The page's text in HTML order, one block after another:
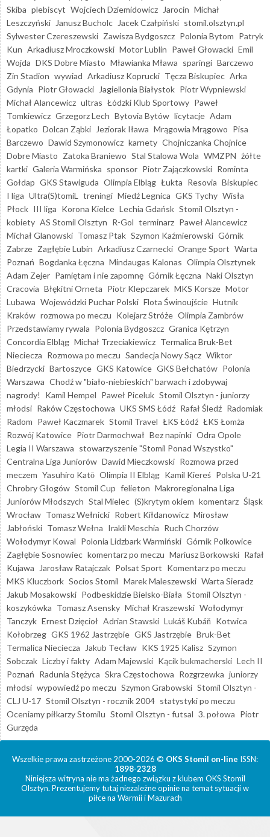
Skiba plebiscyt Wojciech Dziemidowicz Jarocin Michał
Leszczyński
Janusz Bucholc Jacek Czałpiński stomil.olsztyn.pl
Sylwester Czereszewski Zawisza Bydgoszcz Polonia Bytom Patryk
Kun Arkadiusz Mroczkowski Motor Lublin Paweł Głowacki Emil
Wojda DKS Dobre Miasto Mławianka Mława sparingi Barczewo
Zin Stadion wywiad Arkadiusz Koprucki Tęcza Biskupiec Arka
Gdynia Piotr Głowacki Jagiellonia Białystok Piotr Wypniewski
Michał Alancewicz ultras Łódzki Klub Sportowy Paweł
Tomkiewicz Grzegorz Lech Bytovia Bytów licytacje Adam
Łopatko Dolcan Ząbki Jeziorak Iława Mrągowia Mrągowo Pisa
Barczewo Dawid Szymonowicz karnety Chojniczanka Chojnice
Dobre Miasto Zatoka Braniewo Stal Stalowa Wola WMZPN żółte
kartki Galeria Warmińska sponsor Piotr Zajączkowski Rominta
Gołdap GKS Stawiguda Olimpia Elbląg Łukta Resovia Biskupiec
I liga Ultra(S)tomiL treningi Miedź Legnica GKS Tychy Wisła
Płock III liga Korona Kielce Lechia Gdańsk Stomil Olsztyn -
kobiety AS Stomil Olsztyn R-Gol terminarz Paweł Alancewicz
Michał Glanowski Tomasz Ptak Szymon Kaźmierowski Górnik
Zabrze Zagłębie Lubin Arkadiusz Czarnecki Orange Sport Warta
Poznań Bogdanka Łęczna Mindaugas Kalonas Olimpia Olsztynek
Adam Zejer Pamiętam i nie zapomnę Górnik Łęczna Naki Olsztyn
Cracovia Błękitni Orneta Piotr Klepczarek MKS Korsze Motor
Lubawa Wojewódzki Puchar Polski Flota Świnoujście Hutnik
Kraków rozmowa po meczu Kolejarz Stróże Olimpia Zambrów
Przedstawiamy rywala Polonia Bydgoszcz Granica Kętrzyn
Concordia Elbląg Michał Trzeciakiewicz Termalica Bruk-Bet
Nieciecza Rozmowa po meczu Sandecja Nowy Sącz Wiktor
Biedrzycki Bartoszyce GKS Katowice GKS Bełchatów Polonia
Warszawa Chodź w "biało-niebieskich" barwach i zdobywaj
nagrody!
Kamil Hempel Paweł Piceluk Stomil Olsztyn - juniorzy
młodsi Raków Częstochowa UKS SMS Łódź Rafał Śledź Radomiak
Radom Paweł Kaczmarek Stomil Travel ŁKS Łódź ŁKS Łomża
Rozwój Katowice Piotr Darmochwał Bez napinki Odra Opole
Legia II Warszawa stowarzyszenie "Stomil Ponad Wszystko"
Centralna Liga Juniorów Dawid Mieczkowski Rozmowa przed
meczem Yasuhiro Katō Olimpia II Elbląg Kamil Kiereś Polska U-21
Chrobry Głogów Stomil Cup felieton Makroregionalna Liga
Juniorów Młodszych Stal Mielec (S)krytym okiem komentarz Śląsk
Wrocław Tomasz Wełnicki Robert Kiłdanowicz Mirosław
Jabłoński Tomasz Wełna Irakli Meschia Ruch Chorzów
Wołodymyr Kowal Polonia Lidzbark Warmiński Górnik Polkowice
Zagłębie Sosnowiec komentarz po meczu Mariusz Borkowski Rafał
Kujawa
Jarosław Ratajczak Polsat Sport Komentarz po meczu
MKS Kluczbork Socios Stomil Marek Maleszewski Warta Sieradz
Jakub Mosakowski Podbeskidzie Bielsko-Biała Stomil Olsztyn -
koszykówka Tomasz Asensky Michał Kraszewski Wołodymyr
Tanczyk Ernest Dzięcioł Adrian Stawski Lukáš Kubáň Kotwica
Kołobrzeg GKS 1962 Jastrzębie GKS Jastrzębie Bruk-Bet
Termalica Nieciecza
Jakub Tecław KKS 1925 Kalisz Szymon
Sobczak Liczby i fakty Adam Majewski Kącik bukmacherski Lech II
Poznań Radunia Stężyca Skra Częstochowa Rozgrzewka juniorzy
młodsi wypowiedź po meczu Szymon Grabowski Stomil Olsztyn -
CLJ U-17 Stomil Olsztyn - rocznik 2004 statystyki po meczu
Oceniamy piłkarzy Stomilu Stomil Olsztyn - futsal 3. połowa Piotr
Gurzęda
Wszelkie prawa zastrzeżone 2000-2026 © OKS Stomil on-line ISSN:
1898-2328
Niniejsza witryna nie ma żadnego związku z klubem OKS Stomil
Olsztyn. Prezentujemy tutaj niezależne opinie na temat sytuacji w
piłce na Warmii i Mazurach